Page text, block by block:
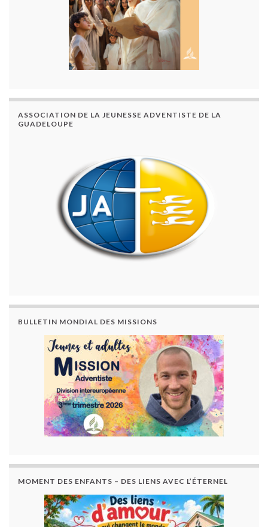
ASSOCIATION DE LA JEUNESSE ADVENTISTE DE LA
GUADELOUPE
BULLETIN MONDIAL DES MISSIONS
MOMENT DES ENFANTS – DES LIENS AVEC L’ÉTERNEL